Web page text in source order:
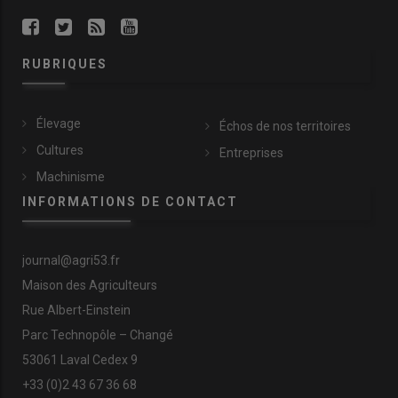
RUBRIQUES
Élevage
Cultures
Machinisme
Échos de nos territoires
Entreprises
INFORMATIONS DE CONTACT
journal@agri53.fr
Maison des Agriculteurs
Rue Albert-Einstein
Parc Technopôle – Changé
53061 Laval Cedex 9
+33 (0)2 43 67 36 68